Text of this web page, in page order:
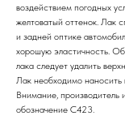
воздействием погодных
желтоватый оттенок. Лак
и задней оптике
хорошую эластичность.
лака следует удалить
Лак необходимо наносить
Внимание, производитель
обозначение C423.